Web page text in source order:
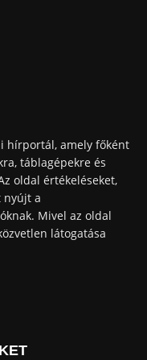
hírportál, amely főként
táblagépekre és
oldal értékeléseket,
nyújt a
Mivel az oldal
látogatása